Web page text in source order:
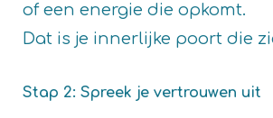
of een energie die opkomt.
Dat is je innerlijke poort die
Stap 2: Spreek je vertrouwen uit